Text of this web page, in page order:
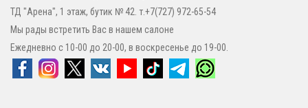
ТД "Арена", 1 этаж, бутик № 42. т.+7(727) 972-65-54
Мы рады встретить Вас в нашем салоне
Ежедневно с 10-00 до 20-00, в воскресенье до 19-00.